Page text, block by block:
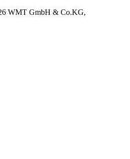
WMT GmbH & Co.KG,